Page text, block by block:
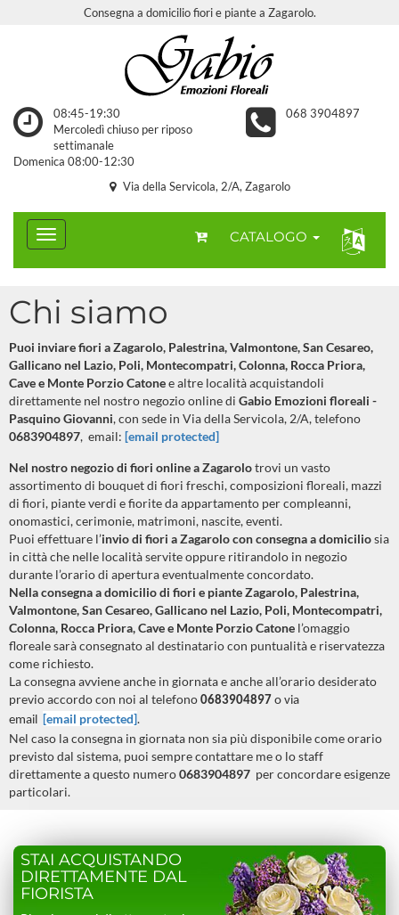
Consegna a domicilio fiori e piante a Zagarolo.
08:45-19:30
Mercoledì chiuso per riposo
settimanale
Domenica 08:00-12:30
068 3904897
Via della Servicola, 2/A, Zagarolo
CATALOGO
Chi siamo
Puoi inviare fiori a Zagarolo, Palestrina, Valmontone, San Cesareo,
Gallicano nel Lazio, Poli, Montecompatri, Colonna, Rocca Priora,
Cave e Monte Porzio Catonee altre località acquistandoli
direttamente nel nostro negozio online di Gabio Emozioni floreali -
Pasquino Giovanni, con sede in Via della Servicola, 2/A, telefono
0683904897, email: [email protected]
Nel nostro negozio di fiori online aZagarolotrovi un vasto
assortimento di bouquet di fiori freschi, composizioni floreali, mazzi
di fiori, piante verdi e fiorite da appartamento per compleanni,
onomastici, cerimonie, matrimoni, nascite, eventi.
Puoi effettuare l’invio di fiori aZagarolocon consegna a domiciliosia
in città che nelle località servite oppure ritirandolo in negozio
durante l’orario di apertura eventualmente concordato.
Nella consegna a domicilio di fiori e piante Zagarolo, Palestrina,
Valmontone, San Cesareo, Gallicano nel Lazio, Poli, Montecompatri,
Colonna, Rocca Priora, Cave e Monte Porzio Catone l’omaggio
floreale sarà consegnato al destinatario con puntualità e riservatezza
come richiesto.
La consegna avviene anche in giornata e anche all’orario desiderato
previo accordo con noi al telefono 0683904897 o via
email [email protected].
Nel caso la consegna in giornata non sia più disponibile come orario
previsto dal sistema, puoi sempre contattare me o lo staff
direttamente a questo numero0683904897 per concordare esigenze
particolari.
STAI ACQUISTANDO
DIRETTAMENTE DAL
FIORISTA